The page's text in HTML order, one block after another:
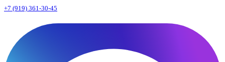
+7 (919) 361-30-45